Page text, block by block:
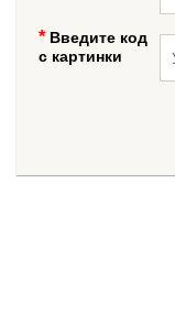
Введите код
с картинки